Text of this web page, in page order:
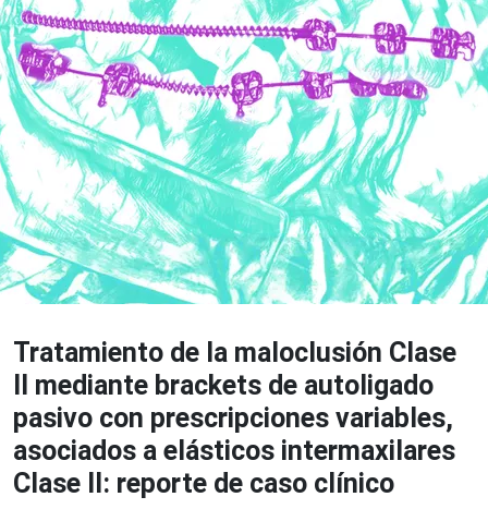
Tratamiento de la maloclusión Clase
II mediante brackets de autoligado
pasivo con prescripciones variables,
asociados a elásticos intermaxilares
Clase II: reporte de caso clínico